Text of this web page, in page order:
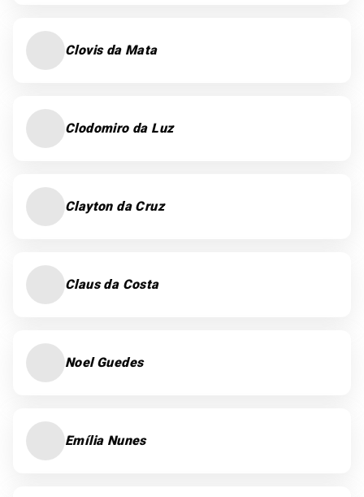
Clovis da Mata
Clodomiro da Luz
Clayton da Cruz
Claus da Costa
Noel Guedes
Emília Nunes